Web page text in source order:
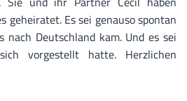
geheiratet. Es sei genauso spontan
nach Deutschland kam. Und es sei
vorgestellt hatte. Herzlichen